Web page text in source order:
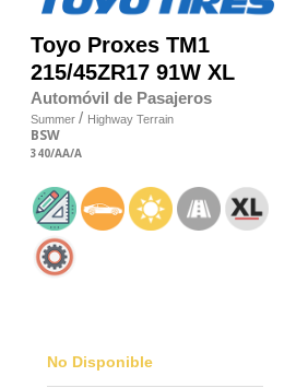
Toyo Proxes TM1
215/45ZR17 91W XL
Automóvil de Pasajeros
Summer / Highway Terrain
BSW
340/AA/A
No Disponible